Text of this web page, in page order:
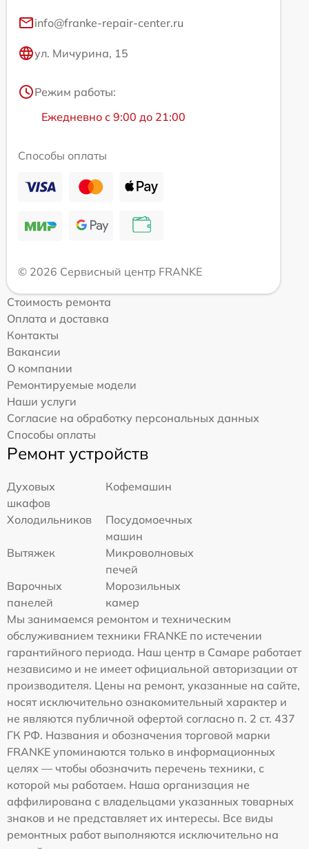
info@franke-repair-center.ru
ул. Мичурина, 15
Режим работы:
Ежедневно с 9:00 до 21:00
Способы оплаты
© 2026 Сервисный центр FRANKE
Стоимость ремонта
Оплата и доставка
Контакты
Вакансии
О компании
Ремонтируемые модели
Наши услуги
Согласие на обработку персональных данных
Способы оплаты
Ремонт устройств
Духовых
шкафов
Кофемашин
Холодильников
Посудомоечных
машин
Вытяжек
Микроволновых
печей
Варочных
панелей
Морозильных
камер
Мы занимаемся ремонтом и техническим
обслуживанием техники FRANKE по истечении
гарантийного периода. Наш центр в Самаре работает
независимо и не имеет официальной авторизации от
производителя. Цены на ремонт, указанные на сайте,
носят исключительно ознакомительный характер и
не являются публичной офертой согласно п. 2 ст. 437
ГК РФ. Названия и обозначения торговой марки
FRANKE упоминаются только в информационных
целях — чтобы обозначить перечень техники, с
которой мы работаем. Наша организация не
аффилирована с владельцами указанных товарных
знаков и не представляет их интересы. Все виды
ремонтных работ выполняются исключительно на